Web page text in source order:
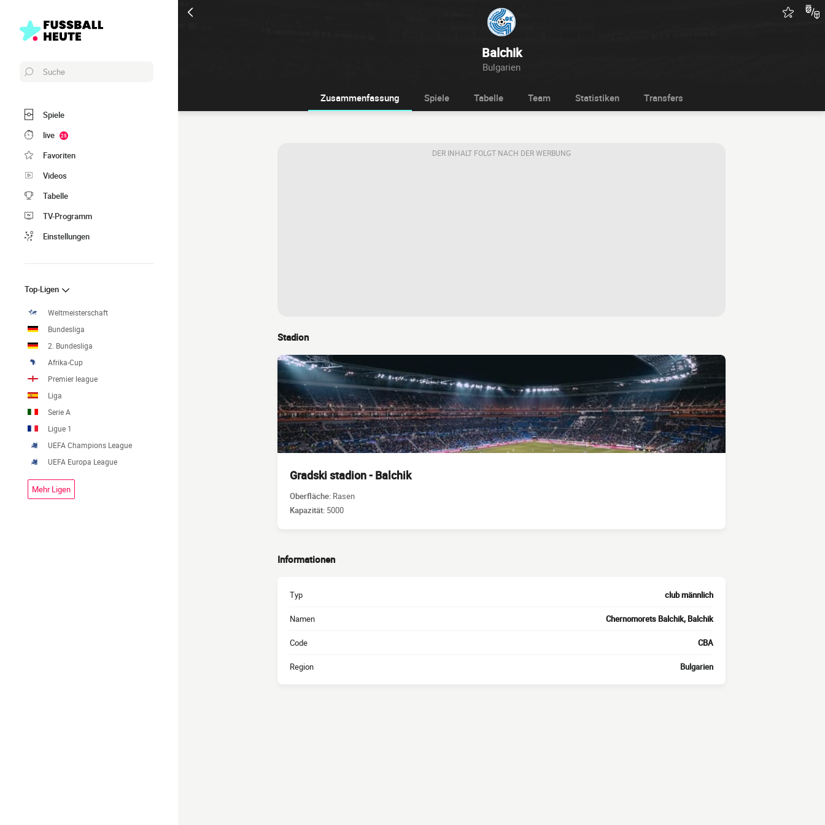
Balchik
Bulgarien
Suche
Spiele
live
25
Favoriten
Videos
Tabelle
TV-Programm
Einstellungen
Top-Ligen
Weltmeisterschaft
Bundesliga
2. Bundesliga
Afrika-Cup
Premier league
Liga
Serie A
Ligue 1
UEFA Champions League
UEFA Europa League
Mehr Ligen
Zusammenfassung Spiele Tabelle Team Statistiken Transfers
DER INHALT FOLGT NACH DER WERBUNG
Stadion
Gradski stadion - Balchik
Oberfläche: Rasen
Kapazität: 5000
Informationen
Typ club männlich
Namen Chernomorets Balchik, Balchik
Code CBA
Region Bulgarien